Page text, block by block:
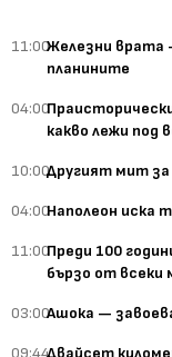
11:00Железни врата
планините
04:00
какво лежи под
10:00Другият мит
04:00Наполеон иска
11:00Преди 100
бързо от всеки
03:00Ашока —